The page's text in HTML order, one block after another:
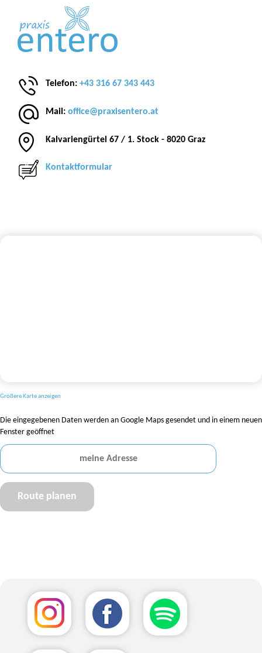
Telefon: +43 316 67 343 443
Mail: office@praxisentero.at
Kalvariengürtel 67 / 1. Stock - 8020 Graz
Kontaktformular
Größere Karte anzeigen
Die eingegebenen Daten werden an Google Maps gesendet und in einem neuen
Fenster geöffnet